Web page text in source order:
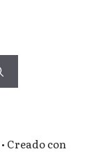
• Creado con